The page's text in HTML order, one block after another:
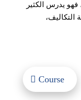
فهو يدرس الكثير
التكاليف،
Course